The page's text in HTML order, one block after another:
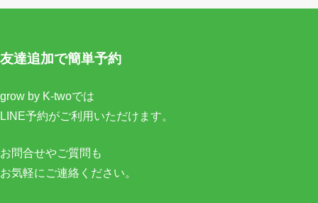
友達追加で簡単予約
grow by K-twoでは
LINE予約がご利用いただけます。
お問合せやご質問も
お気軽にご連絡ください。